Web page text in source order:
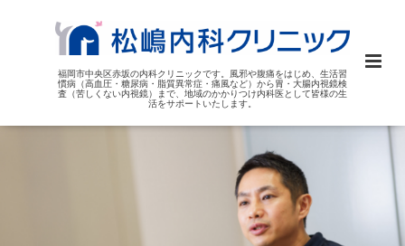
福岡市中央区赤坂の内科クリニックです。風邪や腹痛をはじめ、生活習
慣病（高血圧・糖尿病・脂質異常症・痛風など）から胃・大腸内視鏡検
査（苦しくない内視鏡）まで、地域のかかりつけ内科医として皆様の生
活をサポートいたします。